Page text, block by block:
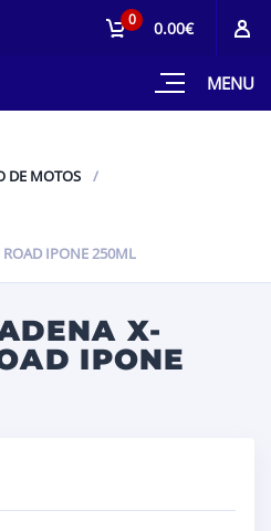
MENU
0 0.00€
DE MOTOS
ROAD IPONE 250ML
X-
IPONE